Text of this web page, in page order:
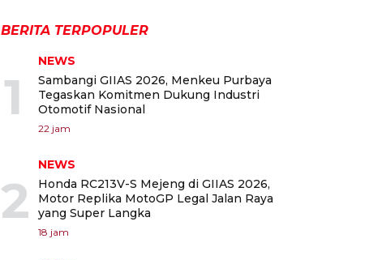
BERITA TERPOPULER
1
NEWS
Sambangi GIIAS 2026, Menkeu Purbaya
Tegaskan Komitmen Dukung Industri
Otomotif Nasional
22 jam
2
NEWS
Honda RC213V-S Mejeng di GIIAS 2026,
Motor Replika MotoGP Legal Jalan Raya
yang Super Langka
18 jam